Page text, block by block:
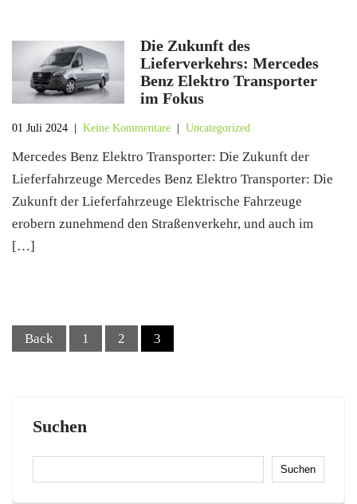
Die Zukunft des
Lieferverkehrs: Mercedes
Benz Elektro Transporter
im Fokus
01 Juli 2024 Keine Kommentare Uncategorized
Mercedes Benz Elektro Transporter: Die Zukunft der
Lieferfahrzeuge Mercedes Benz Elektro Transporter: Die
Zukunft der Lieferfahrzeuge Elektrische Fahrzeuge
erobern zunehmend den Straßenverkehr, und auch im
[…]
Posts
navigation
Back 1 2 3
Suchen
Suchen